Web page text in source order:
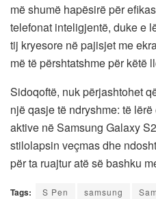
më shumë hapësirë ​​për
telefonat inteligjentë, duke e
tij kryesore në pajisjet me
më të përshtatshme për këtë
Sidoqoftë, nuk përjashtohet
një qasje të ndryshme: të
aktive në Samsung Galaxy
stilolapsin veçmas dhe
për ta ruajtur atë së bashku
Tags: S Pen samsung